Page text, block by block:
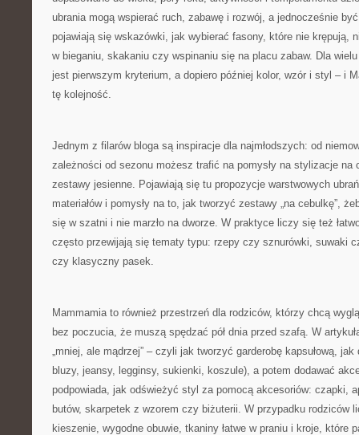
ubrania mogą wspierać ruch, zabawę i rozwój, a jednocześnie
pojawiają się wskazówki, jak wybierać fasony, które nie krępują,
w bieganiu, skakaniu czy wspinaniu się na placu zabaw. Dla
jest pierwszym kryterium, a dopiero później kolor, wzór i styl – i
tę kolejność.
Jednym z filarów bloga są inspiracje dla najmłodszych: od
zależności od sezonu możesz trafić na pomysły na stylizacje na
zestawy jesienne. Pojawiają się tu propozycje warstwowych
materiałów i pomysły na to, jak tworzyć zestawy „na cebulkę”,
się w szatni i nie marzło na dworze. W praktyce liczy się też
często przewijają się tematy typu: rzepy czy sznurówki, suwaki
czy klasyczny pasek.
Mammamia to również przestrzeń dla rodziców, którzy chcą
bez poczucia, że muszą spędzać pół dnia przed szafą. W
„mniej, ale mądrzej” – czyli jak tworzyć garderobę kapsułową,
bluzy, jeansy, legginsy, sukienki, koszule), a potem dodawać
podpowiada, jak odświeżyć styl za pomocą akcesoriów: czapki,
butów, skarpetek z wzorem czy biżuterii. W przypadku rodziców
kieszenie, wygodne obuwie, tkaniny łatwe w praniu i kroje, które